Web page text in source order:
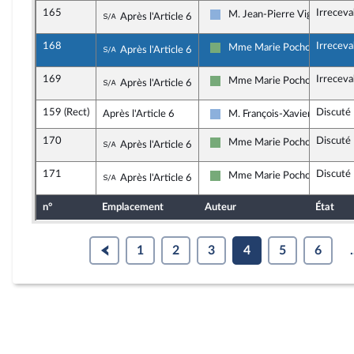
165 Sous-amendement de l'amendement
Après l'Article 6 Droite Républicaine
M. Jean-Pierre Vigier
168 Sous-amendement de l'amendement
Après l'Article 6 Écologiste et Social
Mme Marie Pochon
169 Sous-amendement de l'amendement
Après l'Article 6 Écologiste et Social
Mme Marie Pochon
159 (Rect) Après l'Article 6
Droite Républicaine
M. François-Xavier Ceccoli
Discuté
170 Sous-amendement de l'amendement
Après l'Article 6 Écologiste et Social
Mme Marie Pochon Discuté
171 Sous-amendement de l'amendement
Après l'Article 6 Écologiste et Social
Mme Marie Pochon Discuté
n° Emplacement Auteur État
1 2 3 4 5 6